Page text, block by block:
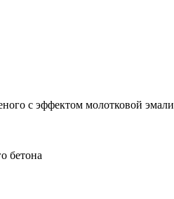
с эффектом молотковой эмали
бетона